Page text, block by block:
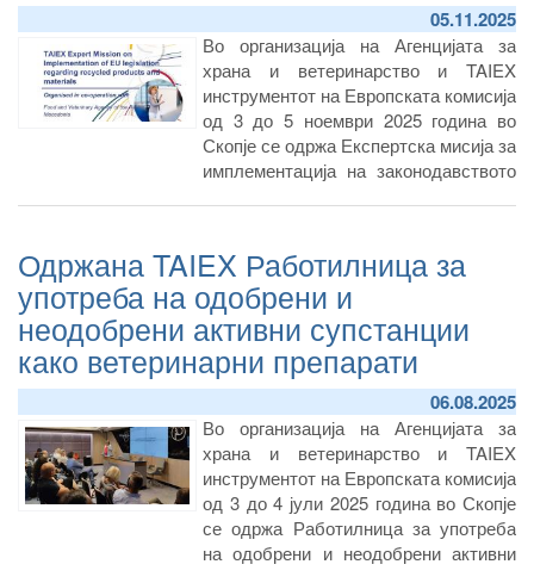
05.11.2025
Во организација на Агенцијата за
храна и ветеринарство и TAIEX
инструментот на Европската комисија
од 3 до 5 ноември 2025 година во
Скопје се одржа Експертска мисија за
имплементација на законодавството
кои доаѓаат во контакт со храна.
Одржана TAIEX Работилница за
употреба на одобрени и
неодобрени активни супстанции
како ветеринарни препарати
06.08.2025
Во организација на Агенцијата за
храна и ветеринарство и TAIEX
инструментот на Европската комисија
од 3 до 4 јули 2025 година во Скопје
се одржа Работилница за употреба
на одобрени и неодобрени активни